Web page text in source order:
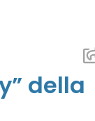
della